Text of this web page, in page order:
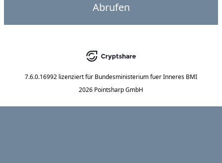
Abrufen
7.6.0.16992 lizenziert für Bundesministerium fuer Inneres BMI
2026 Pointsharp GmbH